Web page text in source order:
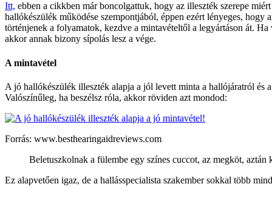
Itt, ebben a cikkben már boncolgattuk, hogy az illeszték szerepe
hallókészülék működése szempontjából, éppen ezért lényeges, hogy
történjenek a folyamatok, kezdve a mintavételtől a legyártáson át.
akkor annak bizony sípolás lesz a vége.
A mintavétel
A jó hallókészülék illeszték alapja a jól levett minta a hallójáratról és
Valószínűleg, ha beszélsz róla, akkor röviden azt mondod:
Forrás: www.besthearingaidreviews.com
Beletuszkolnak a fülembe egy színes cuccot, az megköt, aztán
Ez alapvetően igaz, de a hallásspecialista szakember sokkal több